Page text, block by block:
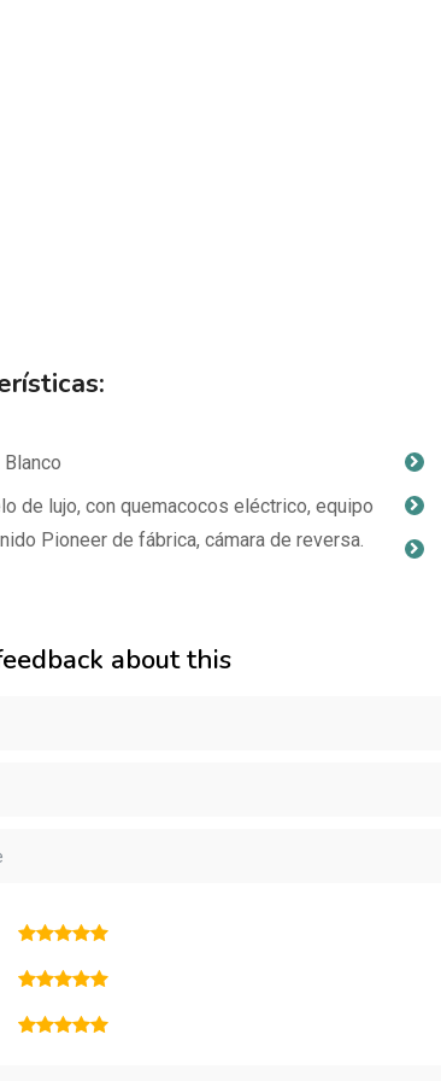
Blanco
de lujo, con quemacocos eléctrico, equipo
Pioneer de fábrica, cámara de reversa.
about this
5
4
3
2
5
4
3
2
5
4
3
2